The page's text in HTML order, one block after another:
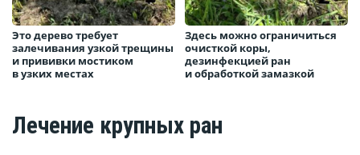
Это дерево требует
залечивания узкой трещины
и прививки мостиком
в узких местах
Здесь можно ограничиться
очисткой коры,
дезинфекцией ран
и обработкой замазкой
Лечение крупных ран